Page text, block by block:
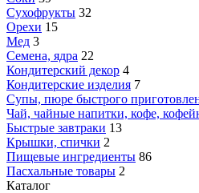
Сухофрукты 32
Орехи 15
Мед 3
Семена, ядра 22
Кондитерский декор 4
Кондитерские изделия 7
Супы, пюре быстрого
Чай, чайные напитки, кофе,
Быстрые завтраки 13
Крышки, спички 2
Пищевые ингредиенты 86
Пасхальные товары 2
Каталог